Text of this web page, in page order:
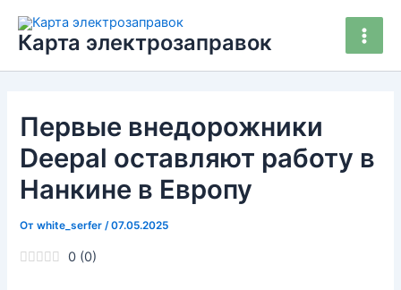
содержимому
Карта электрозаправок
Main
Первые внедорожники
Deepal оставляют работу в
Нанкине в Европу
Отwhite_serfer /07.05.2025
0 (0)